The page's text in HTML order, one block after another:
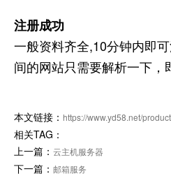
注册成功
一般资料齐全,10分钟内即
间的网站只需要解析一下，
本文链接： https://www.yd58.net/
相关TAG：
上一篇： 云主机服务器
下一篇： 邮箱服务